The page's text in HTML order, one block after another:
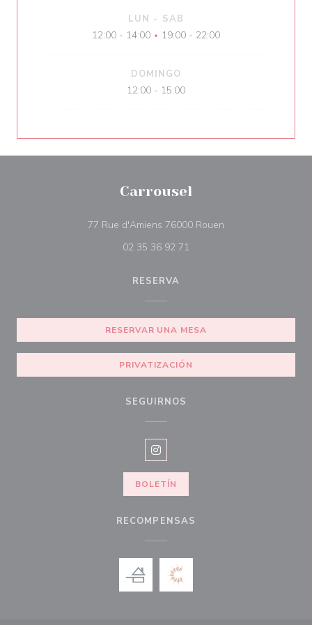
LUN - SAB
12:00 - 14:00 • 19:00 - 22:00
DOMINGO
12:00 - 15:00
Carrousel
77 Rue d'Amiens 76000 Rouen
02 35 36 92 71
RESERVA
RESERVAR UNA MESA
PRIVATIZACIÓN
SEGUIRNOS
Instagram ((abre en una nueva
BOLETÍN
RECOMPENSAS